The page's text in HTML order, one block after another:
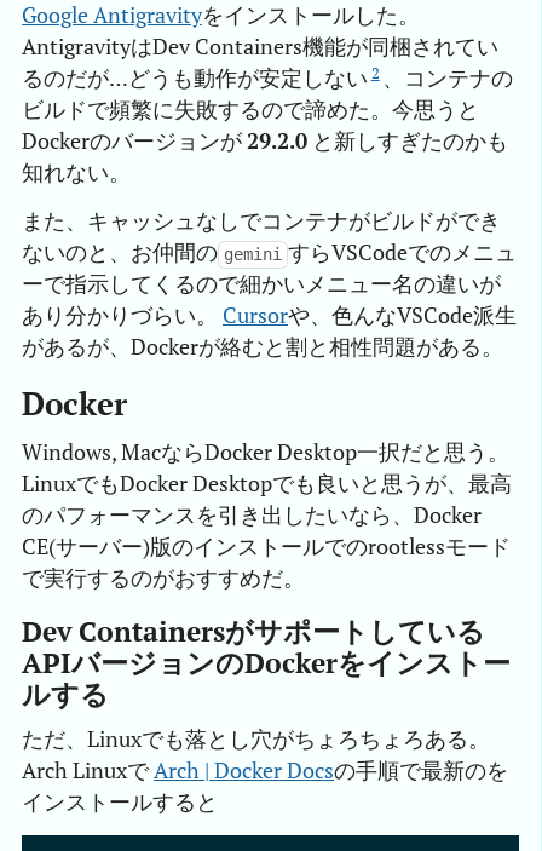
Google Antigravityをインストールした。
AntigravityはDev Containers機能が同梱されてい
るのだが…どうも動作が安定しない 2 、コンテナの
ビルドで頻繁に失敗するので諦めた。今思うと
Dockerのバージョンが29.2.0 と新しすぎたのかも
知れない。
また、キャッシュなしでコンテナがビルドができ
ないのと、お仲間の gemini すらVSCodeでのメニュ
ーで指示してくるので細かいメニュー名の違いが
あり分かりづらい。 Cursorや、色んなVSCode派生
があるが、Dockerが絡むと割と相性問題がある。
Docker
Windows, MacならDocker Desktop一択だと思う。
LinuxでもDocker Desktopでも良いと思うが、最高
のパフォーマンスを引き出したいなら、Docker
CE(サーバー)版のインストールでのrootlessモード
で実行するのがおすすめだ。
Dev Containersがサポートしている
APIバージョンのDockerをインストー
ルする
ただ、Linuxでも落とし穴がちょろちょろある。
Arch LinuxでArch | Docker Docsの手順で最新のを
インストールすると